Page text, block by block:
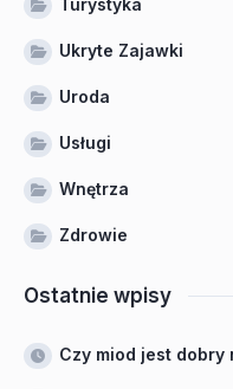
Turystyka
Ukryte Zajawki
Uroda
Usługi
Wnętrza
Zdrowie
Ostatnie wpisy
Czy miod jest dobry